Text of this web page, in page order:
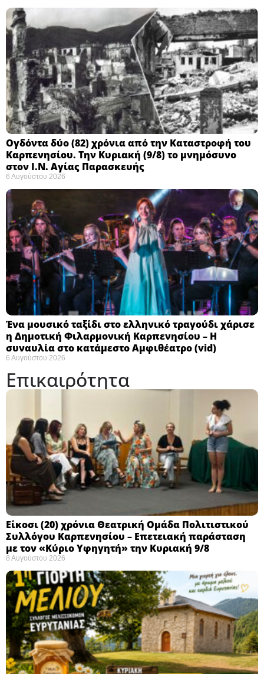
Ογδόντα δύο (82) χρόνια από την Καταστροφή του
Καρπενησίου. Την Κυριακή (9/8) το μνημόσυνο
στον Ι.Ν. Αγίας Παρασκευής
6 Αυγούστου 2026
Ένα μουσικό ταξίδι στο ελληνικό τραγούδι χάρισε
η Δημοτική Φιλαρμονική Καρπενησίου – Η
συναυλία στο κατάμεστο Αμφιθέατρο (vid)
6 Αυγούστου 2026
Επικαιρότητα
Eίκοσι (20) χρόνια Θεατρική Ομάδα Πολιτιστικού
Συλλόγου Καρπενησίου – Επετειακή παράσταση
με τον «Κύριο Υφηγητή» την Κυριακή 9/8
8 Αυγούστου 2026